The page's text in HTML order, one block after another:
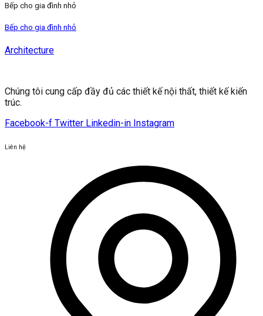
Bếp cho gia đình nhỏ
Bếp cho gia đình nhỏ
Architecture
Chúng tôi cung cấp đầy đủ các thiết kế nội thất, thiết kế kiến ​​
trúc.
Facebook-f Twitter Linkedin-in Instagram
Liên hệ